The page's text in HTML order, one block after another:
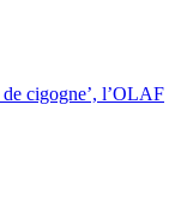
cigogne’, l’OLAF